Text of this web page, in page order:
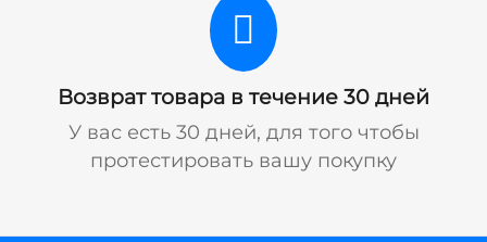
Возврат товара в течение 30 дней
У вас есть 30 дней, для того чтобы
протестировать вашу покупку